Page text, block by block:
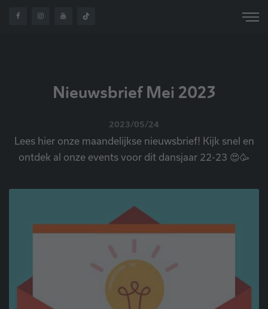
HOME OVER
Nieuwsbrief Mei 2023
2023/05/24
Lees hier onze maandelijkse nieuwsbrief! Kijk snel en
ontdek al onze events voor dit dansjaar 22-23 😍🥳